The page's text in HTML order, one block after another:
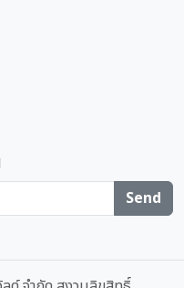
Send